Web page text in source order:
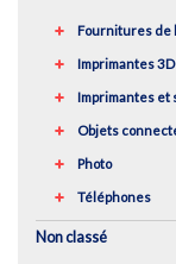
Fournitures de
Imprimantes
Imprimantes et
Objets
Photo
Téléphones
Non classé